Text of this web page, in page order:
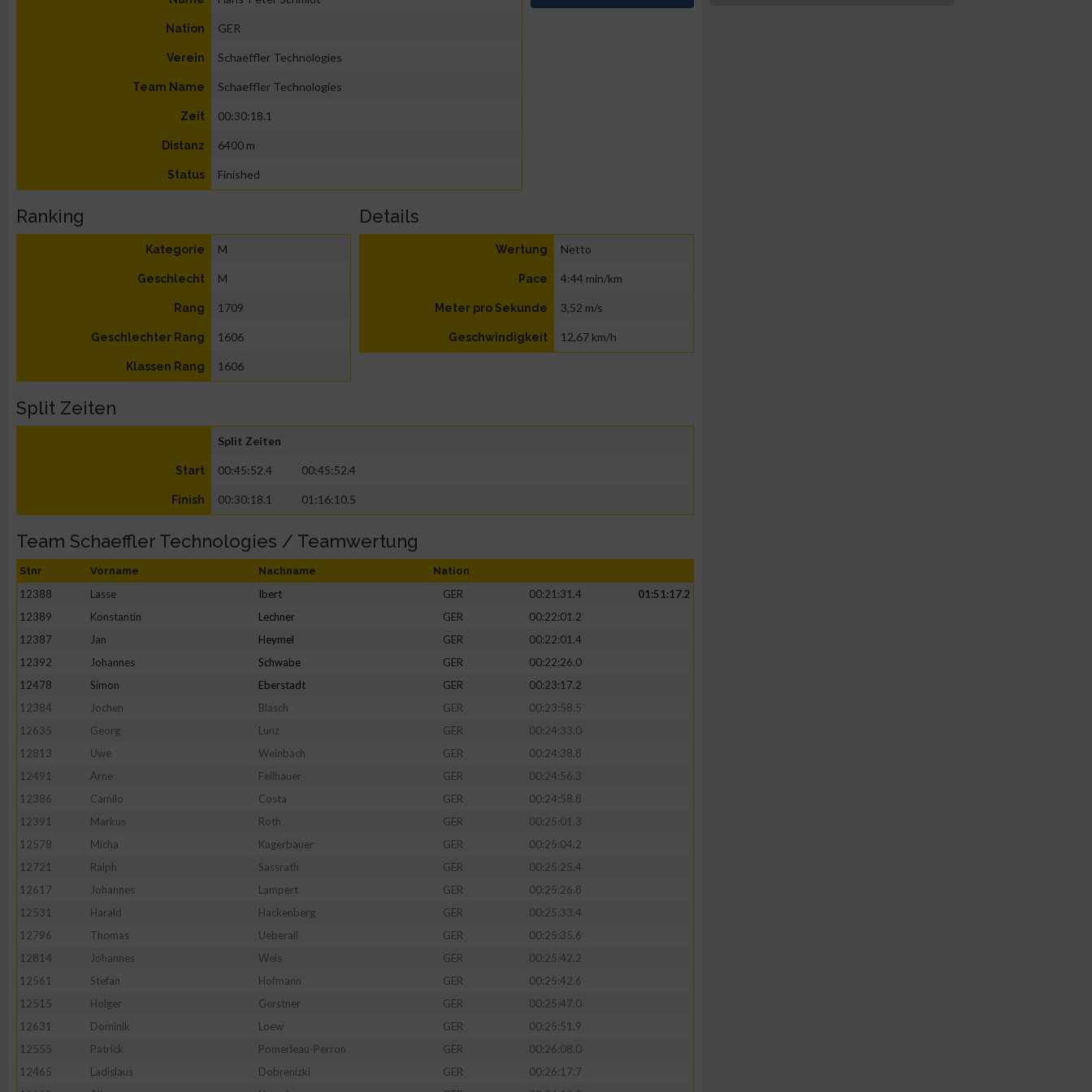
Nation GER
Verein Schaeffler Technologies
Team Name Schaeffler Technologies
Zeit 00:30:18.1
Distanz 6400 m
Status Finished
Ranking
Kategorie M
Geschlecht M
Rang 1709
Geschlechter Rang 1606
Klassen Rang 1606
Details
Wertung Netto
Pace 4:44 min/km
Meter pro Sekunde 3,52 m/s
Geschwindigkeit 12,67 km/h
Split Zeiten
Split Zeiten
Start 00:45:52.4 00:45:52.4
Finish 00:30:18.1 01:16:10.5
Team Schaeffler Technologies / Teamwertung
Stnr Vorname Nachname Nation
12388 Lasse Ibert GER 00:21:31.4
01:51:17.2
12389
Konstantin Lechner GER
00:22:01.2
12387
Jan Heymel GER
00:22:01.4
12392
Johannes Schwabe GER
00:22:26.0
12478
Simon Eberstadt GER
00:23:17.2
12384
Jochen Blasch GER
00:23:58.5
12635
Georg Lunz GER
00:24:33.0
12813
Uwe Weinbach GER
00:24:38.8
12491
Arne Feilhauer GER
00:24:56.3
12386
Camilo Costa GER
00:24:58.8
12391
Markus Roth GER
00:25:01.3
12578
Micha Kagerbauer GER
00:25:04.2
12721
Ralph Sassrath GER
00:25:25.4
12617
Johannes Lampert GER
00:25:26.8
12531
Harald Hackenberg GER
00:25:33.4
12796
Thomas Ueberall GER
00:25:35.6
12814
Johannes Weis GER
00:25:42.2
12561
Stefan Hofmann GER
00:25:42.6
12515
Holger Gerstner GER
00:25:47.0
12631
Dominik Loew GER
00:25:51.9
12555
Patrick Pomerleau-Perron GER
00:26:08.0
12465
Ladislaus Dobrenizki GER
00:26:17.7